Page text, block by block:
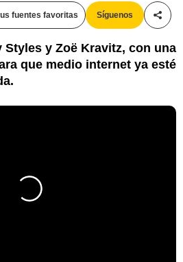
fuentes favoritas Síguenos
Styles y Zoë Kravitz, con una
que medio internet ya esté